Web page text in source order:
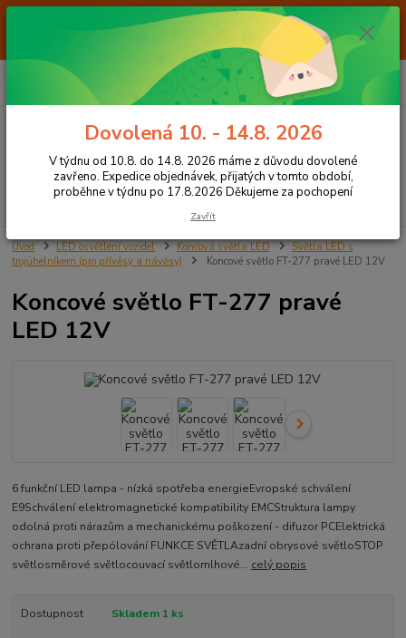
Od 7.8. do 14.8. 2026 máme z důvodu dovolené ZAVŘENO. Expedice
objednávek, přijatých v tomto období, proběhne v týdnu po 17.8.2026
Děkujeme za pochopení
CZK
Hledat
+420 605 283 713
za0,00 Kč
Úvod LED osvětlení vozidel Koncová světla LED
Světla LED s
trojúhelníkem (pro přívěsy a návěsy)
Koncové světlo FT-277 pravé LED 12V
Koncové světlo FT-277 pravé
LED 12V
6 funkční LED lampa - nízká spotřeba energieEvropské schválení
E9Schválení elektromagnetické kompatibility EMCStruktura lampy
odolná proti nárazům a mechanickému poškození - difuzor PCElektrická
ochrana proti přepólování FUNKCE SVĚTLAzadní obrysové světloSTOP
světlosměrové světlocouvací světlomlhové... celý popis
Dostupnost Skladem 1 ks
Dovolená 10. - 14.8. 2026
V týdnu od 10.8. do 14.8. 2026 máme z důvodu dovolené
zavřeno. Expedice objednávek, přijatých v tomto období,
proběhne v týdnu po 17.8.2026 Děkujeme za pochopení
Zavřít